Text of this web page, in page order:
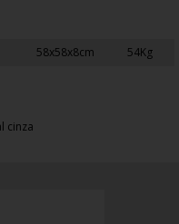
58x58x8cm 54Kg